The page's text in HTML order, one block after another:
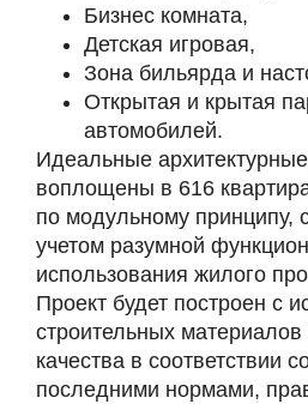
Бизнес комната,
Детская игровая,
Зона бильярда и
Открытая и крытая
автомобилей.
Идеальные
воплощены в 616
по модульному принципу,
учетом разумной
использования жилого
Проект будет построен с
строительных
качества в соответствии
последними нормами,